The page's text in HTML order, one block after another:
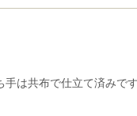
共布で仕立て済みで